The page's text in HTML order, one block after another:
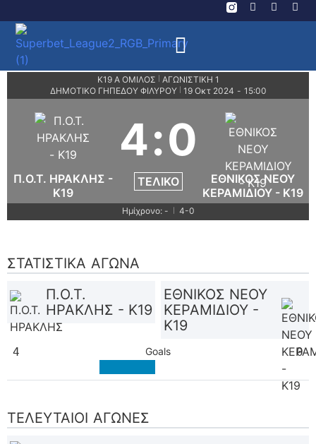
Κ19 Α ΟΜΙΛΟΣ
ΑΓΩΝΙΣΤΙΚΗ 1
ΔΗΜΟΤΙΚΟ ΓΗΠΕΔΟΥ ΦΙΛΥΡΟΥ
19 Οκτ 2024 - 15:00
Π.Ο.Τ. ΗΡΑΚΛΗΣ -
K19
4:0
ΤΕΛΙΚΌ
ΕΘΝΙΚΟΣ ΝΕΟΥ
ΚΕΡΑΜΙΔΙΟΥ - K19
Ημίχρονο: - 4-0
ΣΤΑΤΙΣΤΙΚΆ ΑΓΏΝΑ
Π.Ο.Τ.
ΗΡΑΚΛΗΣ - K19
ΕΘΝΙΚΟΣ ΝΕΟΥ
ΚΕΡΑΜΙΔΙΟΥ -
K19
4 Goals 0
ΤΕΛΕΥΤΑΊΟΙ ΑΓΏΝΕΣ